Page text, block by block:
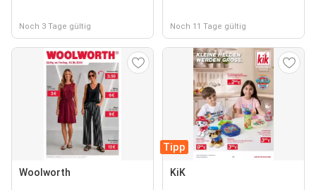
Noch 3 Tage gültig Noch 11 Tage gültig
Woolworth
Tipp
KiK